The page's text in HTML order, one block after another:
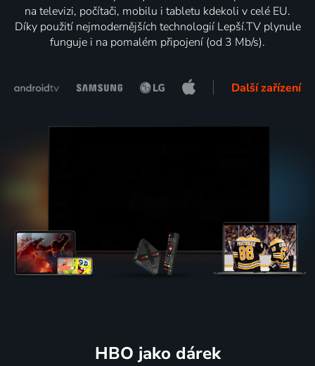
na televizi, počítači, mobilu i tabletu kdekoli v celé EU.
Díky použití nejmodernějších technologií Lepší.TV plynule
funguje i na pomalém připojení (od 3 Mb/s).
Další zařízení
HBO jako dárek